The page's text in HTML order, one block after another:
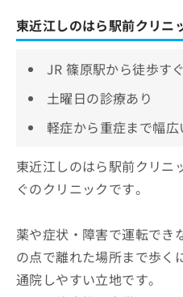
東近江しのはら駅前クリニ
JR 篠原駅から徒歩すぐ
土曜日の診療あり
軽症から重症まで幅
東近江しのはら駅前クリニ
ぐのクリニックです。
薬や症状・障害で運転でき
の点で離れた場所まで歩く
通院しやすい立地です。